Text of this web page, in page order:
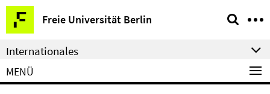
Springe
direkt
zu
Inhalt
Freie Universität Berlin
Service-
Navigation
Internationales
MENÜ